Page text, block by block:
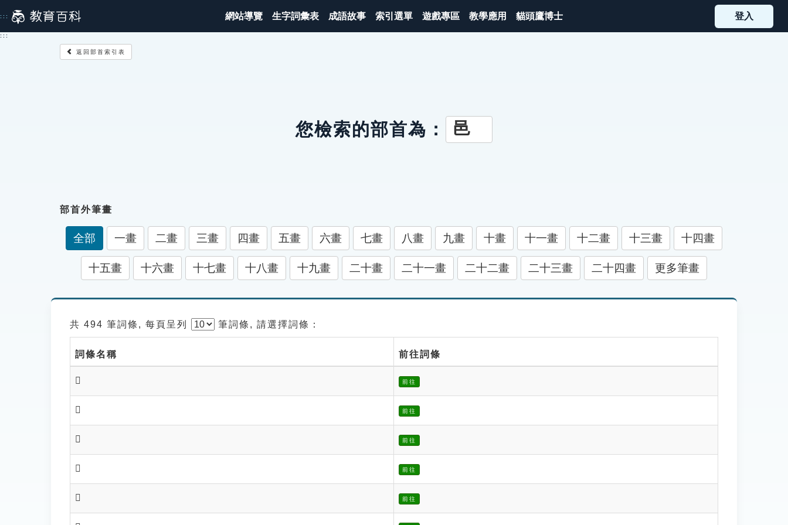
到
主
::: 網站導覽 生字詞彙表 成語故事 索引選單 遊戲專區 教學應用 貓頭鷹博士 登入
:::
返回部首索引表
您檢索的部首為： 邑
部首外筆畫
全部 一畫 二畫 三畫 四畫 五畫 六畫 七畫 八畫 九畫 十畫 十一畫 十二畫 十三畫 十四畫
十五畫 十六畫 十七畫 十八畫 十九畫 二十畫 二十一畫 二十二畫 二十三畫 二十四畫 更多筆畫
共 494 筆詞條, 每頁呈列 筆詞條, 請選擇詞條：
詞條名稱 前往詞條
𨝋 前往
𨝌 前往
𨝍 前往
𨝎 前往
𨝏 前往